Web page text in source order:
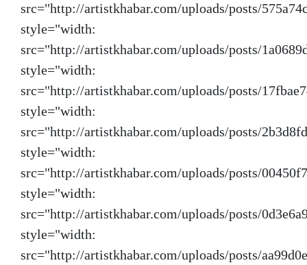
src="http://artistkhabar.com/uploads/posts/
style="width:
src="http://artistkhabar.com/uploads/posts/
style="width:
src="http://artistkhabar.com/uploads/posts/
style="width:
src="http://artistkhabar.com/uploads/posts/
style="width:
src="http://artistkhabar.com/uploads/posts/
style="width:
src="http://artistkhabar.com/uploads/posts/
style="width:
src="http://artistkhabar.com/uploads/posts/